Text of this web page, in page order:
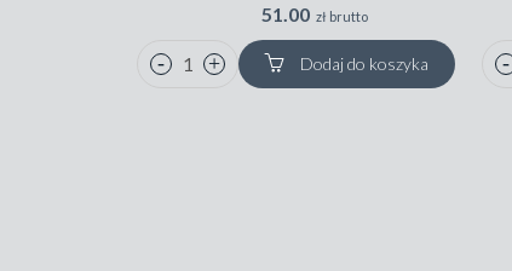
51.00 zł brutto
Dodaj do koszyka